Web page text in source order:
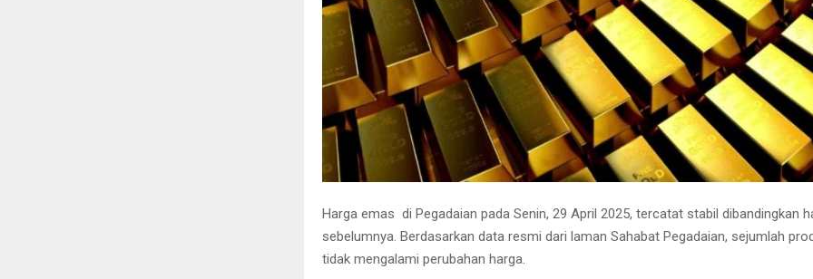
Harga emas di Pegadaian pada Senin, 29 April 2025, tercatat stabil dibandingkan
sebelumnya. Berdasarkan data resmi dari laman Sahabat Pegadaian, sejumlah
tidak mengalami perubahan harga.